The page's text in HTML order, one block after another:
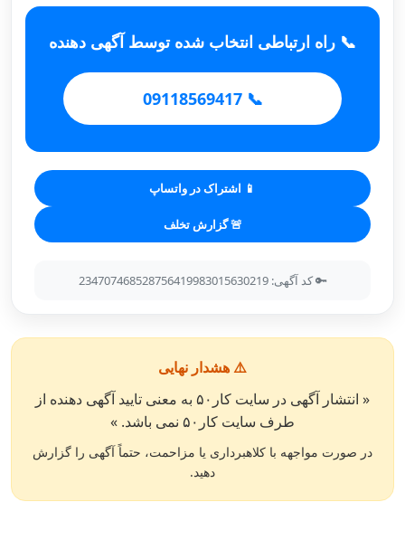
📞 راه ارتباطی انتخاب شده توسط آگهی دهنده
📞 09118569417
📱 اشتراک در واتساپ
🚨 گزارش تخلف
🔑 کد آگهی: 234707468528756419983015630219
⚠️ هشدار نهایی
« انتشار آگهی در سایت کار۵۰ به معنی تایید آگهی دهنده از
طرف سایت کار۵۰ نمی باشد. »
در صورت مواجهه با کلاهبرداری یا مزاحمت، حتماً آگهی را گزارش
دهید.